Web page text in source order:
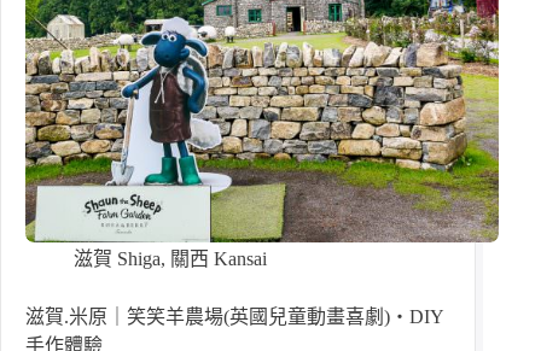
滋賀 Shiga, 關西 Kansai
滋賀.米原｜笑笑羊農場(英國兒童動畫喜劇)・DIY
手作體驗